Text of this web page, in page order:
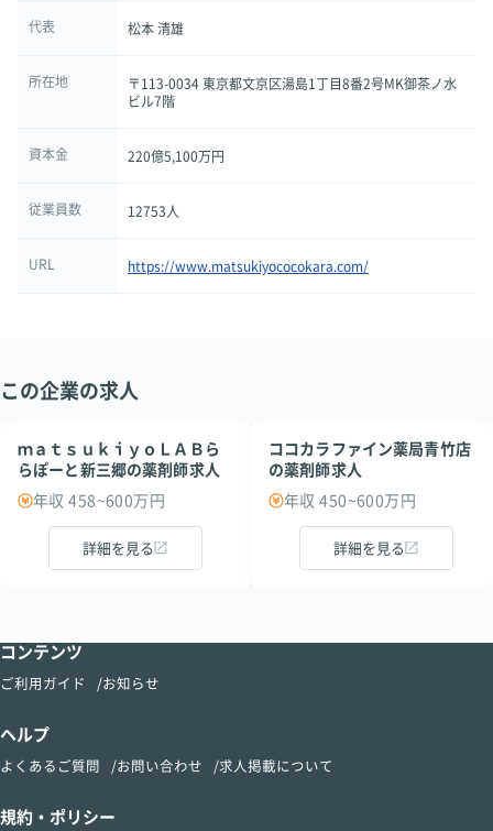
代表 松本 清雄
所在地
〒113-0034 東京都文京区湯島1丁目8番2号MK御茶ノ水
ビル7階
資本金 220億5,100万円
従業員数 12753人
URL https://www.matsukiyococokara.com/
この企業の求人
ｍａｔｓｕｋｉｙｏＬＡＢら
らぽーと新三郷の薬剤師求人
年収 458~600万円
詳細を見る
ココカラファイン薬局青竹店
の薬剤師求人
年収 450~600万円
詳細を見る
コンテンツ
ご利用ガイド お知らせ
ヘルプ
よくあるご質問 お問い合わせ 求人掲載について
規約・ポリシー